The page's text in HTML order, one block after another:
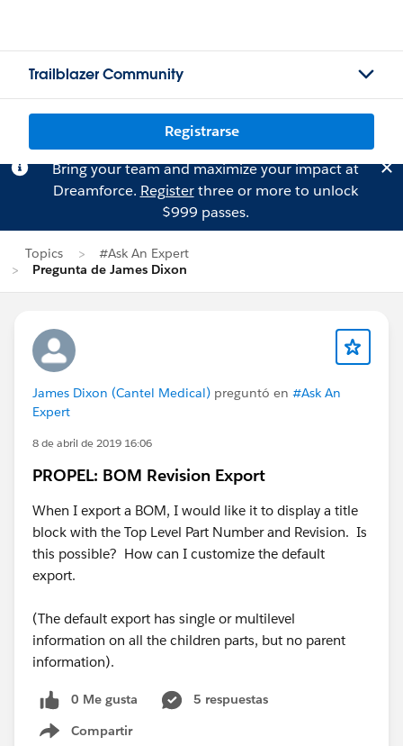
Trailblazer Community
Registrarse
Bring your team and maximize your impact at
Dreamforce. Registerthree or more to unlock
$999 passes.
Topics
#Ask An Expert
Pregunta de James Dixon
James Dixon (Cantel Medical) preguntó en #Ask An
Expert
8 de abril de 2019 16:06
PROPEL: BOM Revision Export
When I export a BOM, I would like it to display a title
block with the Top Level Part Number and Revision. Is
this possible? How can I customize the default
export.
(The default export has single or multilevel
information on all the children parts, but no parent
information).
0 Me gusta
5 respuestas
Compartir
Show menu